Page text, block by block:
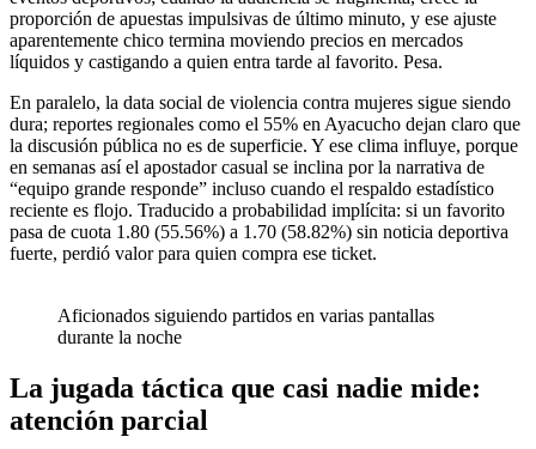
proporción de apuestas impulsivas de último minuto, y ese ajuste
aparentemente chico termina moviendo precios en mercados
líquidos y castigando a quien entra tarde al favorito. Pesa.
En paralelo, la data social de violencia contra mujeres sigue siendo
dura; reportes regionales como el 55% en Ayacucho dejan claro que
la discusión pública no es de superficie. Y ese clima influye, porque
en semanas así el apostador casual se inclina por la narrativa de
“equipo grande responde” incluso cuando el respaldo estadístico
reciente es flojo. Traducido a probabilidad implícita: si un favorito
pasa de cuota 1.80 (55.56%) a 1.70 (58.82%) sin noticia deportiva
fuerte, perdió valor para quien compra ese ticket.
Aficionados siguiendo partidos en varias pantallas
durante la noche
La jugada táctica que casi nadie mide:
atención parcial